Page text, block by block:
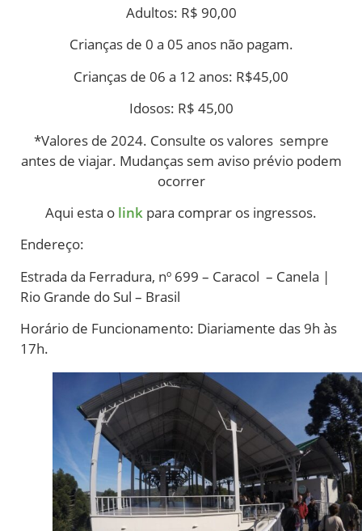
Adultos: R$ 90,00
Criançasde 0 a 05 anos não pagam.
Crianças de 06 a 12 anos: R$45,00
Idosos: R$ 45,00
*Valores de 2024. Consulte os valores sempre
antes de viajar. Mudanças sem aviso prévio podem
ocorrer
Aqui esta o link para comprar os ingressos.
Endereço:
Estrada da Ferradura, nº 699 – Caracol – Canela |
Rio Grande do Sul – Brasil
Horário de Funcionamento: Diariamente das 9h às
17h.